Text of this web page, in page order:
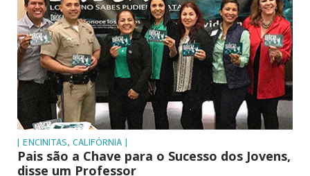
| ENCINITAS, CALIFÓRNIA |
Pais são a Chave para o Sucesso dos Jovens,
disse um Professor